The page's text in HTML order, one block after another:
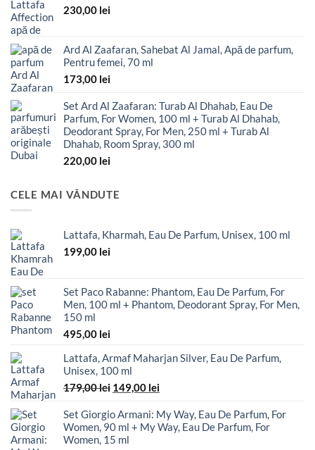
230,00 lei
Ard Al Zaafaran, Sahebat Al Jamal, Apă de parfum,
Pentru femei, 70 ml
173,00 lei
Set Ard Al Zaafaran: Turab Al Dhahab, Eau De
Parfum, For Women, 100 ml + Turab Al Dhahab,
Deodorant Spray, For Men, 250 ml + Turab Al
Dhahab, Room Spray, 300 ml
220,00 lei
CELE MAI VÂNDUTE
Lattafa, Kharmah, Eau De Parfum, Unisex, 100 ml
199,00 lei
Set Paco Rabanne: Phantom, Eau De Parfum, For
Men, 100 ml + Phantom, Deodorant Spray, For Men,
150 ml
495,00 lei
Lattafa, Armaf Maharjan Silver, Eau De Parfum,
Unisex, 100 ml
179,00lei Prețul
a
fost:
179,00 lei.
149,00 leiPrețul
este:
149,00 lei.
Set Giorgio Armani: My Way, Eau De Parfum, For
Women, 90 ml + My Way, Eau De Parfum, For
Women, 15 ml